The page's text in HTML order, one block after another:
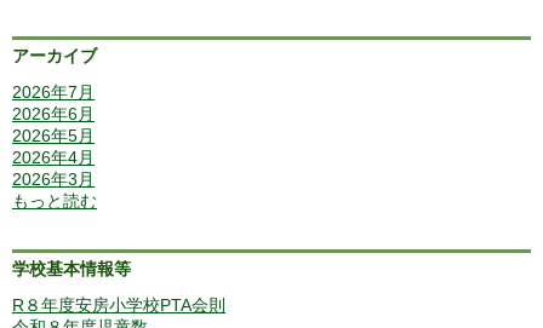
アーカイブ
2026年7月
2026年6月
2026年5月
2026年4月
2026年3月
もっと読む
学校基本情報等
R８年度安房小学校PTA会則